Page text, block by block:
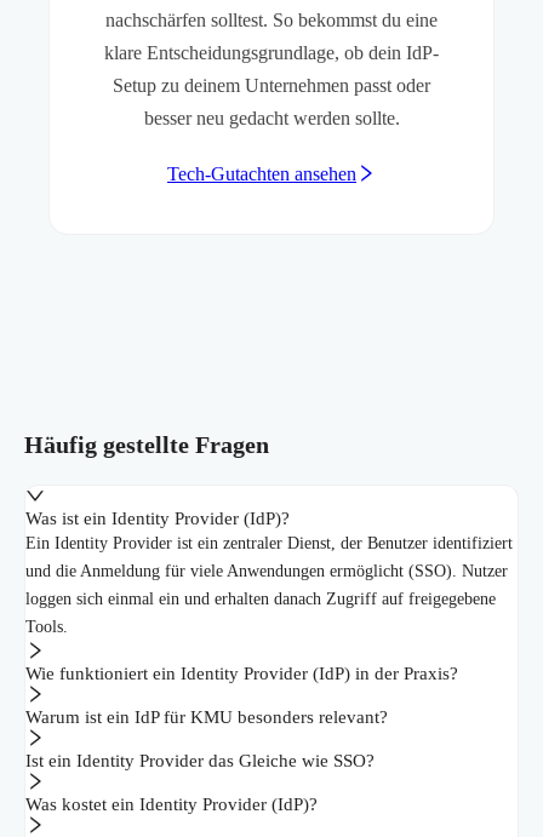
nachschärfen solltest. So bekommst du eine
klare Entscheidungsgrundlage, ob dein IdP-
Setup zu deinem Unternehmen passt oder
besser neu gedacht werden sollte.
Tech-Gutachten ansehen
Häufig gestellte Fragen
Was ist ein Identity Provider (IdP)?
Ein Identity Provider ist ein zentraler Dienst, der Benutzer identifiziert
und die Anmeldung für viele Anwendungen ermöglicht (SSO). Nutzer
loggen sich einmal ein und erhalten danach Zugriff auf freigegebene
Tools.
Wie funktioniert ein Identity Provider (IdP) in der Praxis?
Warum ist ein IdP für KMU besonders relevant?
Ist ein Identity Provider das Gleiche wie SSO?
Was kostet ein Identity Provider (IdP)?